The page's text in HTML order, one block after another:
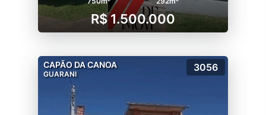
R$ 1.500.000
CAPÃO DA CANOA
GUARANI
3056